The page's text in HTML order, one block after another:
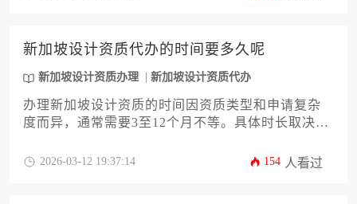
新加坡设计资质代办的时间要多久呢
新加坡设计资质办理 新加坡设计资质代办
办理新加坡设计资质的时间因资质类型和申请复杂
度而异，通常需要3至12个月不等。具体时长取决于
涉及专业评估。对于希望在新加坡开展设计业务的
2026-03-12 19:37:14 154 人看过